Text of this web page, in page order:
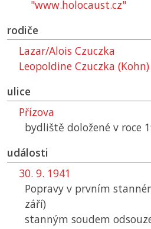
"www.holocaust.cz"
rodiče
Lazar/Alois Czuczka
Leopoldine Czuczka (Kohn)
ulice
Přízova
bydliště doložené v roce
události
30. 9. 1941
Popravy v prvním
září)
stanným soudem